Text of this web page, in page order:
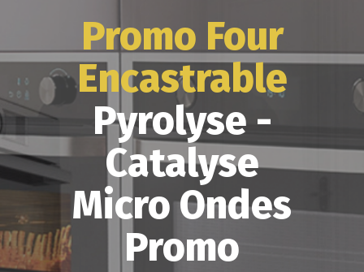
Promo Four
Encastrable
Pyrolyse -
Catalyse
Micro Ondes
Promo